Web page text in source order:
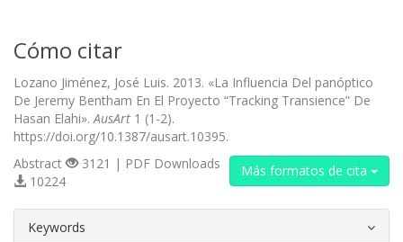
Cómo citar
Lozano Jiménez, José Luis. 2013. «La Influencia Del panóptico
De Jeremy Bentham En El Proyecto “Tracking Transience” De
Hasan Elahi».AusArt 1 (1-2).
https://doi.org/10.1387/ausart.10395.
Más formatos de cita
Abstract
3121 | PDF Downloads
10224
Keywords